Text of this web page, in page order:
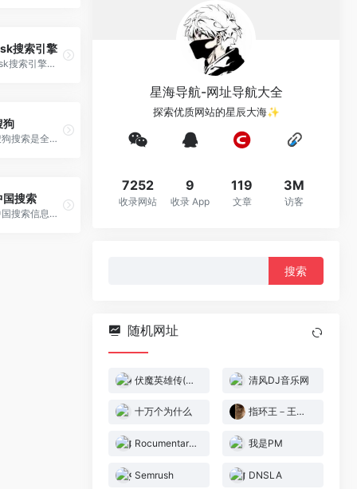
搜索引擎
Ask搜索引擎是国外比较出名的一款搜索引擎，其规模虽不大，但很有特色。
狗
搜狗搜索是全球第三代互动式搜索引擎，支持微信公众号和文章搜索、知乎搜索、英文搜索及翻译等，通过自主研发的人工智能算法为用户提供专业、精准、便捷的搜索服务。
国搜索
中国搜索信息科技股份有限公司由中央七大新闻媒体——人民日报、新华社、中央电视台、光明日报、经济日报、中国日报和中新社联手创办。中国搜索拥有良好的政府关系、广泛的社会关系、丰富的原创新闻信息资源和国家权威搜索引擎的品质品牌，具有巨大的发展潜力。中国搜索坚持“以服务国家和社会为己任，以满足用户需求为追求”作为发展理念，致力于为社会公 众提供权威、丰富、便捷的搜索产品和应用服务。
星海导航-网址导航大全
探索优质网站的星辰大海✨
7252
收录网站
9
收录 App
119
文章
3M
访客
随机网址
伏魔英雄传(简)[晶科泰](CN)[RPG](8Mb) 清风DJ音乐网
十万个为什么 指环王－王者归来(0.4b小字体)[Advance-004](简)(JP)(136Mb)
Rocumentaries（纪录片） 我是PM
Semrush DNSLA